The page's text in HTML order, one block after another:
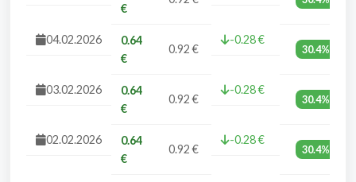
€
04.02.2026
0.64
€
0.92 €
-0.28 €
30.4%
03.02.2026
0.64
€
0.92 €
-0.28 €
30.4%
02.02.2026
0.64
€
0.92 €
-0.28 €
30.4%